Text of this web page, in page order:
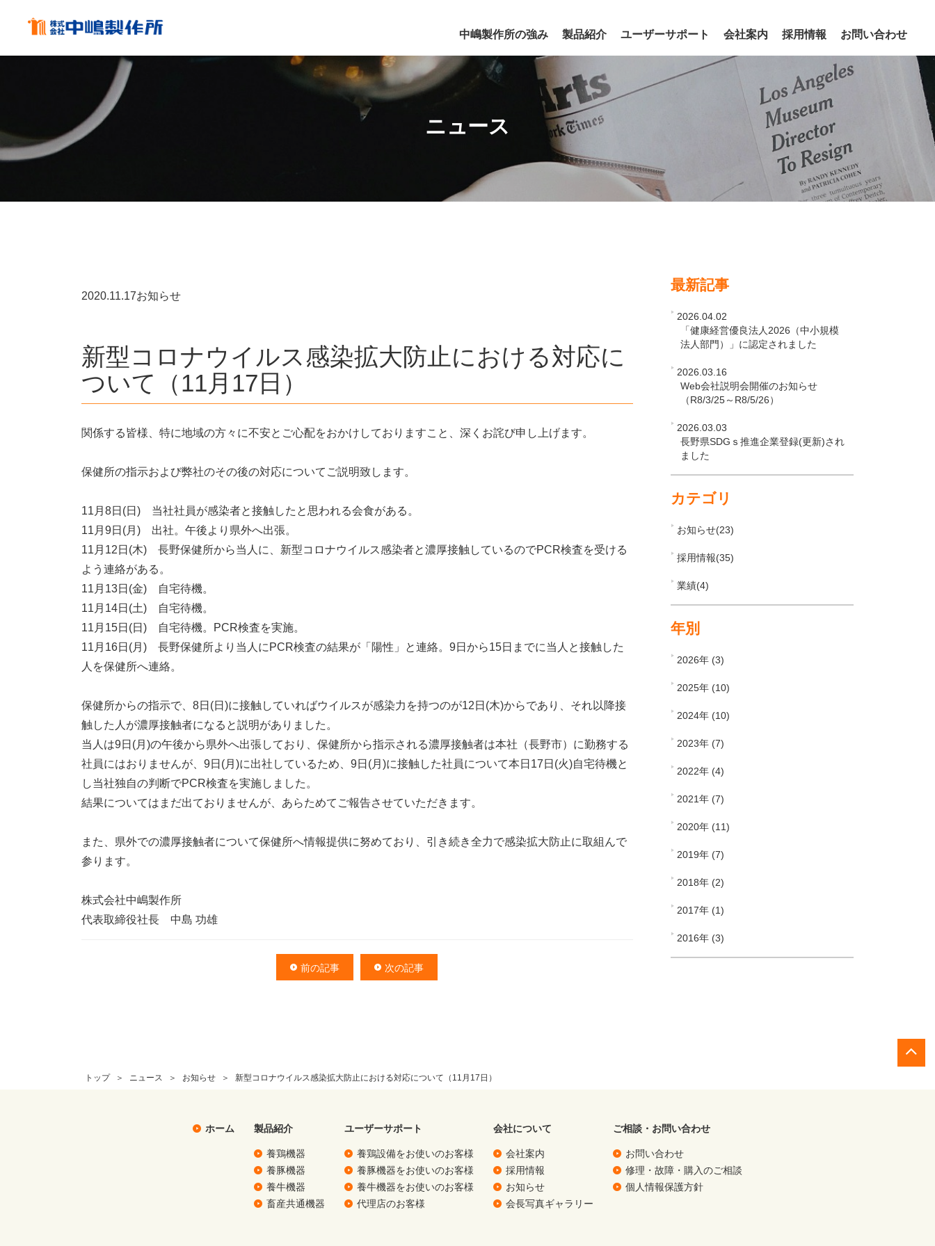
中嶋製作所の強み 製品紹介 ユーザーサポート 会社案内 採用情報 お問い合わせ
ニュース
2020.11.17お知らせ
新型コロナウイルス感染拡大防止における対応に
ついて（11月17日）
関係する皆様、特に地域の方々に不安とご心配をおかけしておりますこと、深くお詫び申し上げます。
保健所の指示および弊社のその後の対応についてご説明致します。
11月8日(日) 当社社員が感染者と接触したと思われる会食がある。
11月9日(月) 出社。午後より県外へ出張。
11月12日(木) 長野保健所から当人に、新型コロナウイルス感染者と濃厚接触しているのでPCR検査を受ける
よう連絡がある。
11月13日(金) 自宅待機。
11月14日(土) 自宅待機。
11月15日(日) 自宅待機。PCR検査を実施。
11月16日(月) 長野保健所より当人にPCR検査の結果が「陽性」と連絡。9日から15日までに当人と接触した
人を保健所へ連絡。
保健所からの指示で、8日(日)に接触していればウイルスが感染力を持つのが12日(木)からであり、それ以降接
触した人が濃厚接触者になると説明がありました。
当人は9日(月)の午後から県外へ出張しており、保健所から指示される濃厚接触者は本社（長野市）に勤務する
社員にはおりませんが、9日(月)に出社しているため、9日(月)に接触した社員について本日17日(火)自宅待機と
し当社独自の判断でPCR検査を実施しました。
結果についてはまだ出ておりませんが、あらためてご報告させていただきます。
また、県外での濃厚接触者について保健所へ情報提供に努めており、引き続き全力で感染拡大防止に取組んで
参ります。
株式会社中嶋製作所
代表取締役社長 中島 功雄
前の記事 次の記事
最新記事
2026.04.02
「健康経営優良法人2026（中小規模
法人部門）」に認定されました
2026.03.16
Web会社説明会開催のお知らせ
（R8/3/25～R8/5/26）
2026.03.03
長野県SDGｓ推進企業登録(更新)され
ました
カテゴリ
お知らせ(23)
採用情報(35)
業績(4)
年別
2026年 (3)
2025年 (10)
2024年 (10)
2023年 (7)
2022年 (4)
2021年 (7)
2020年 (11)
2019年 (7)
2018年 (2)
2017年 (1)
2016年 (3)
トップ ニュース お知らせ 新型コロナウイルス感染拡大防止における対応について（11月17日）
ホーム 製品紹介
養鶏機器
養豚機器
養牛機器
畜産共通機器
ユーザーサポート
養鶏設備をお使いのお客様
養豚機器をお使いのお客様
養牛機器をお使いのお客様
代理店のお客様
会社について
会社案内
採用情報
お知らせ
会長写真ギャラリー
ご相談・お問い合わせ
お問い合わせ
修理・故障・購入のご相談
個人情報保護方針